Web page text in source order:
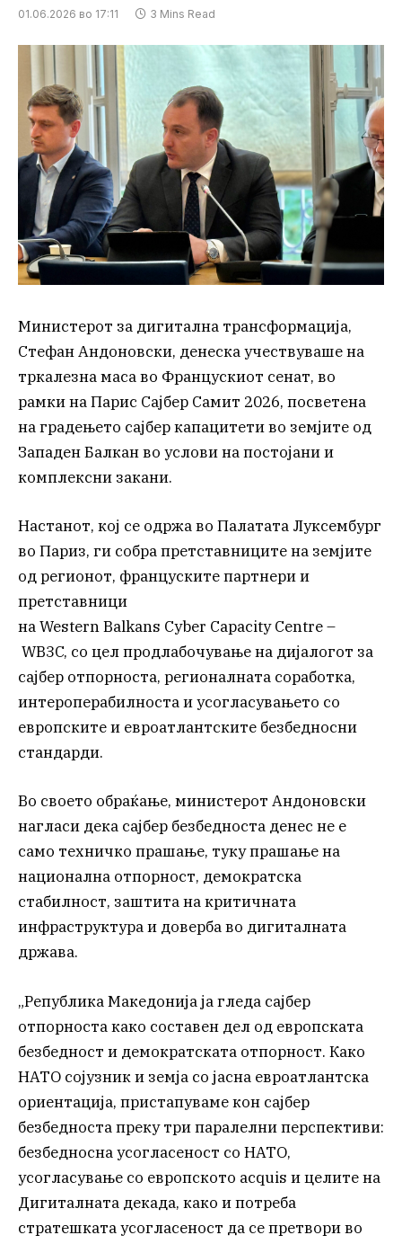
01.06.2026 во 17:11 3 Mins Read
Министерот за дигитална трансформација,
Стефан Андоновски, денеска учествуваше на
тркалезна маса во Францускиот сенат, во
рамки на Парис Сајбер Самит 2026, посветена
на градењето сајбер капацитети во земјите од
Западен Балкан во услови на постојани и
комплексни закани.
Настанот, кој се одржа во Палатата Луксембург
во Париз, ги собра претставниците на земјите
од регионот, француските партнери и
претставници
на Western Balkans Cyber Capacity Centre –
WB3C, со цел продлабочување на дијалогот за
сајбер отпорноста, регионалната соработка,
интероперабилноста и усогласувањето со
европските и евроатлантските безбедносни
стандарди.
Во своето обраќање, министерот Андоновски
нагласи дека сајбер безбедноста денес не е
само техничко прашање, туку прашање на
национална отпорност, демократска
стабилност, заштита на критичната
инфраструктура и доверба во дигиталната
држава.
„Република Македонија ја гледа сајбер
отпорноста како составен дел од европската
безбедност и демократската отпорност. Како
НАТО сојузник и земја со јасна евроатлантска
ориентација, пристапуваме кон сајбер
безбедноста преку три паралелни перспективи:
безбедносна усогласеност со НАТО,
усогласување со европското acquis и целите на
Дигиталната декада, како и потреба
стратешката усогласеност да се претвори во